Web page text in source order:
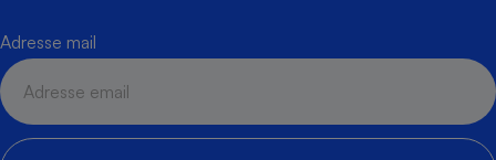
Adresse mail